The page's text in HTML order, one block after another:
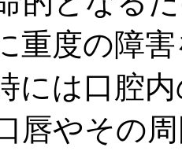
重度の障
には口腔内
唇やその